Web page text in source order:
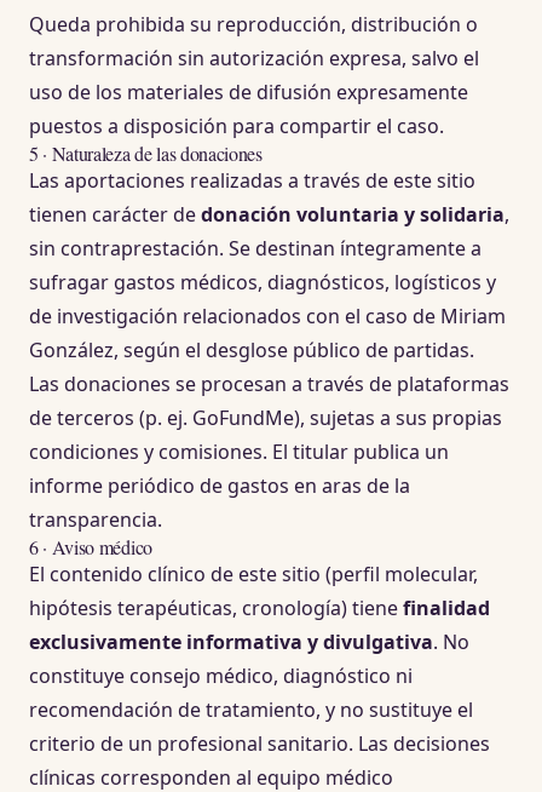
Queda prohibida su reproducción, distribución o
transformación sin autorización expresa, salvo el
uso de los materiales de difusión expresamente
puestos a disposición para compartir el caso.
5 · Naturaleza de las donaciones
Las aportaciones realizadas a través de este sitio
tienen carácter dedonación voluntaria y solidaria,
sin contraprestación. Se destinan íntegramente a
sufragar gastos médicos, diagnósticos, logísticos y
de investigación relacionados con el caso de Miriam
González, según el desglose público de partidas.
Las donaciones se procesan a través de plataformas
de terceros (p. ej. GoFundMe), sujetas a sus propias
condiciones y comisiones. El titular publica un
informe periódico de gastos en aras de la
transparencia.
6 · Aviso médico
El contenido clínico de este sitio (perfil molecular,
hipótesis terapéuticas, cronología) tienefinalidad
exclusivamente informativa y divulgativa. No
constituye consejo médico, diagnóstico ni
recomendación de tratamiento, y no sustituye el
criterio de un profesional sanitario. Las decisiones
clínicas corresponden al equipo médico